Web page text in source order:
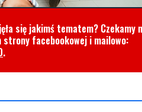
się jakimś tematem? Czekamy
strony facebookowej i mailowo:
.